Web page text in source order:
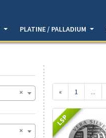
PLATINE / PALLADIUM
« 1 ...
LSP